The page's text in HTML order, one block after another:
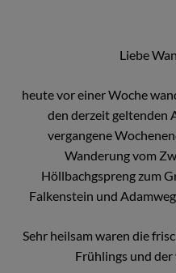
Liebe
heute vor einer Woche
den derzeit geltenden
vergangene
Wanderung vom
Höllbachgspreng zum
Falkenstein und
Sehr heilsam waren die
Frühlings und